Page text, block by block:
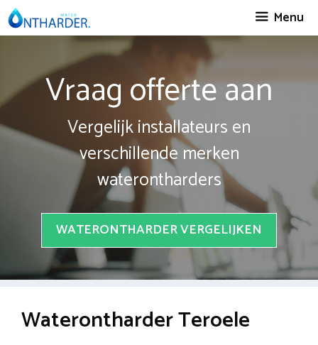
Spring
naar
Menu
Vraag offerte aan
Vergelijk installateurs en
verschillende merken
waterontharders
WATERONTHARDER VERGELIJKEN
Waterontharder Teroele